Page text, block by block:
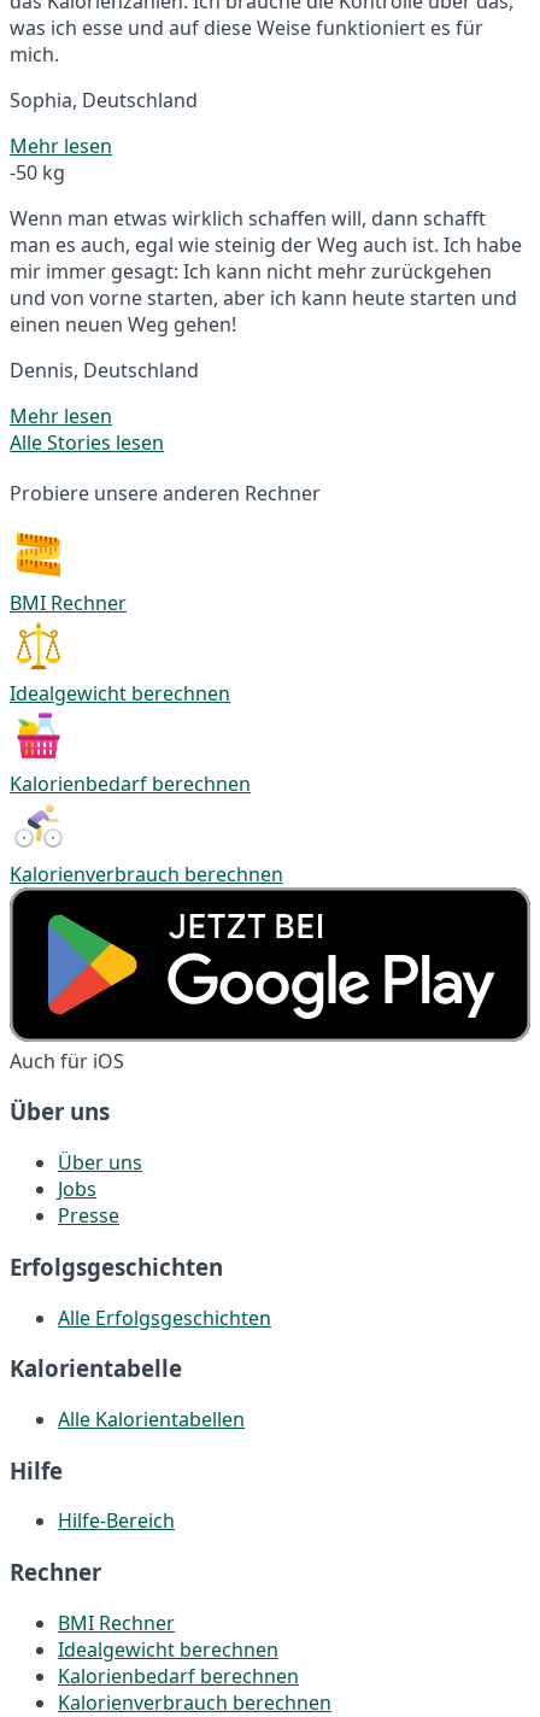
was ich esse und auf diese Weise funktioniert es für
mich.
Sophia, Deutschland
Mehr lesen
-50 kg
Wenn man etwas wirklich schaffen will, dann schafft
man es auch, egal wie steinig der Weg auch ist. Ich habe
mir immer gesagt: Ich kann nicht mehr zurückgehen
und von vorne starten, aber ich kann heute starten und
einen neuen Weg gehen!
Dennis, Deutschland
Mehr lesen
Alle Stories lesen
Probiere unsere anderen Rechner
BMI Rechner
Idealgewicht berechnen
Kalorienbedarf berechnen
Kalorienverbrauch berechnen
Auch für iOS
Über uns
Über uns
Jobs
Presse
Erfolgsgeschichten
Alle Erfolgsgeschichten
Kalorientabelle
Alle Kalorientabellen
Hilfe
Hilfe-Bereich
Rechner
BMI Rechner
Idealgewicht berechnen
Kalorienbedarf berechnen
Kalorienverbrauch berechnen